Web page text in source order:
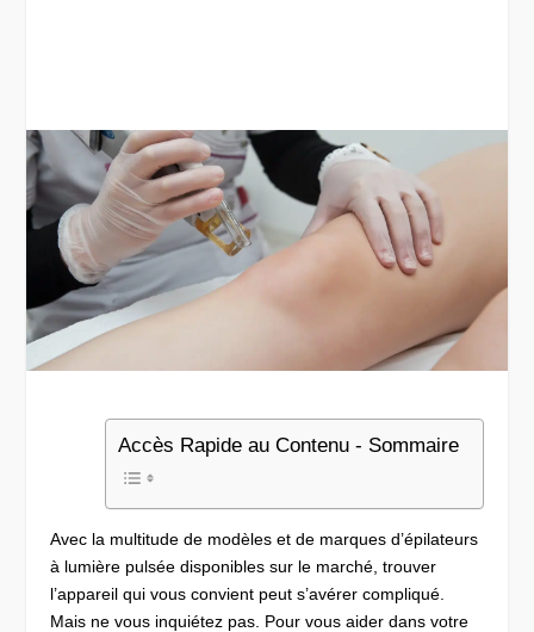
Accès Rapide au Contenu - Sommaire
Avec la multitude de modèles et de marques d’épilateurs
à lumière pulsée disponibles sur le marché, trouver
l’appareil qui vous convient peut s’avérer compliqué.
Mais ne vous inquiétez pas. Pour vous aider dans votre